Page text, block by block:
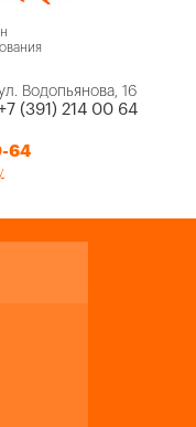
Водопьянова, 16
(391) 214 00 64
64